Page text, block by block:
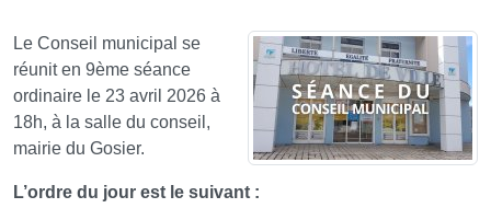
Le Conseil municipal se
réunit en 9ème séance
ordinaire le 23 avril 2026 à
18h, à la salle du conseil,
mairie du Gosier.
L’ordre du jour est le suivant :